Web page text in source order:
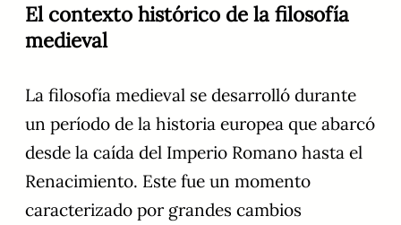
El contexto histórico de la filosofía
medieval
La filosofía medieval se desarrolló durante
un período de la historia europea que abarcó
desde la caída del Imperio Romano hasta el
Renacimiento. Este fue un momento
caracterizado por grandes cambios